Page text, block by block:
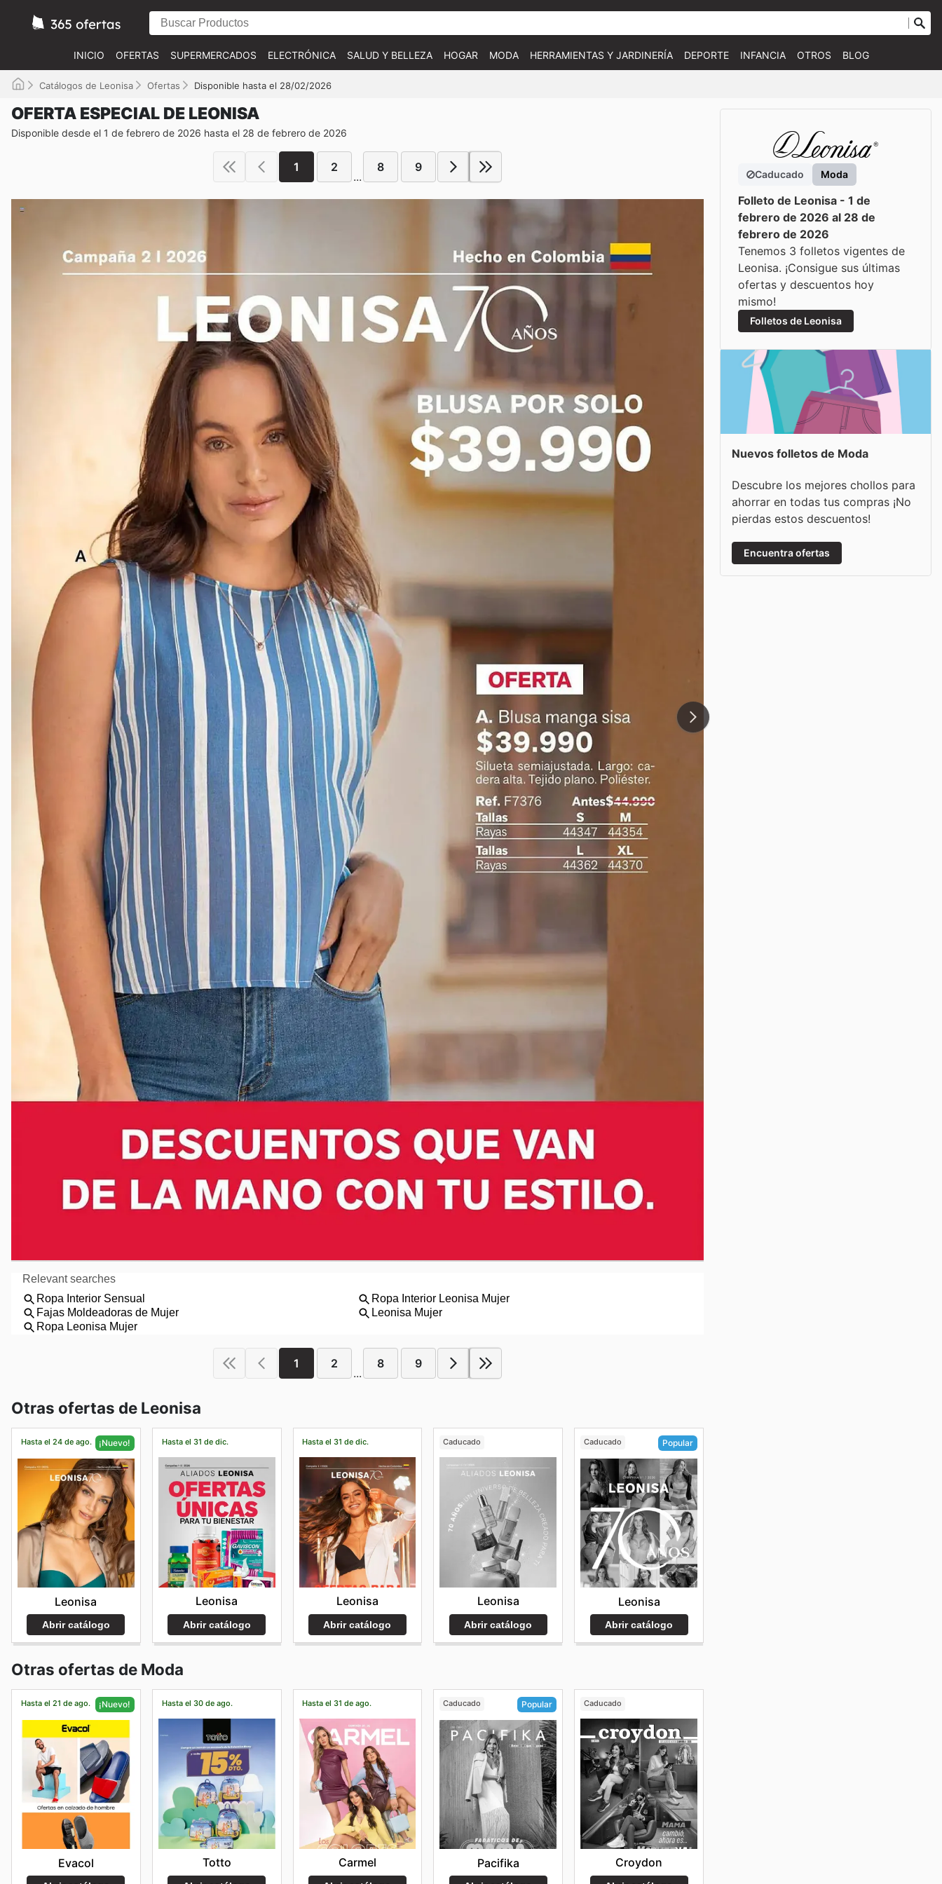
INICIO OFERTAS SUPERMERCADOS ELECTRÓNICA SALUD Y BELLEZA HOGAR MODA HERRAMIENTAS Y JARDINERÍA DEPORTE INFANCIA OTROS BLOG
Catálogos de Leonisa Ofertas Disponible hasta el 28/02/2026
OFERTA ESPECIAL DE LEONISA
Disponible desde el 1 de febrero de 2026 hasta el 28 de febrero de 2026
1 2
...
8 9
1 2
...
8 9
Otras ofertas de Leonisa
Hasta el 24 de ago. ¡Nuevo!
Leonisa
Abrir catálogo
Hasta el 31 de dic.
Leonisa
Abrir catálogo
Hasta el 31 de dic.
Leonisa
Abrir catálogo
Caducado
Leonisa
Abrir catálogo
Caducado Popular
Leonisa
Abrir catálogo
Otras ofertas de Moda
Hasta el 21 de ago. ¡Nuevo!
Evacol
Hasta el 30 de ago.
Totto
Hasta el 31 de ago.
Carmel
Caducado Popular
Pacifika
Caducado
Croydon
Caducado Moda
Folleto de Leonisa - 1 de
febrero de 2026 al 28 de
febrero de 2026
Tenemos 3 folletos vigentes de
Leonisa. ¡Consigue sus últimas
ofertas y descuentos hoy
mismo!
Folletos de Leonisa
Nuevos folletos de Moda
Descubre los mejores chollos para
ahorrar en todas tus compras ¡No
pierdas estos descuentos!
Encuentra ofertas